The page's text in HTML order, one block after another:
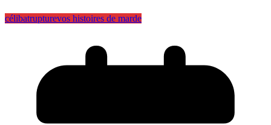
célibatrupturevos histoires de marde